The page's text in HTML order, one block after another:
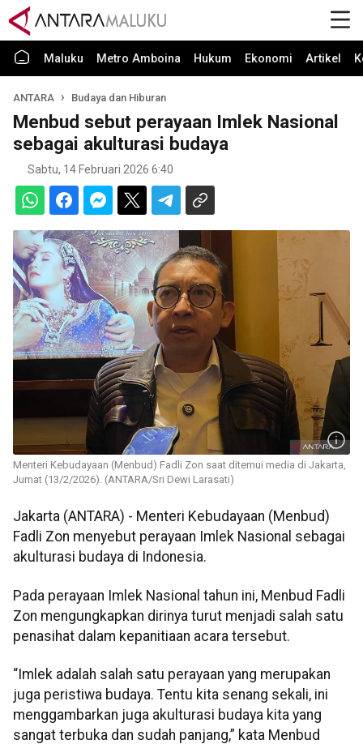
Maluku Metro Amboina Hukum Ekonomi Artikel
ANTARA Budaya dan Hiburan
Menbud sebut perayaan Imlek Nasional
sebagai akulturasi budaya
Sabtu, 14 Februari 2026 6:40
Menteri Kebudayaan (Menbud) Fadli Zon saat ditemui media di Jakarta,
Jumat (13/2/2026). (ANTARA/Sri Dewi Larasati)
Jakarta (ANTARA) - Menteri Kebudayaan (Menbud)
Fadli Zon menyebut perayaan Imlek Nasional sebagai
akulturasi budaya di Indonesia.
Pada perayaan Imlek Nasional tahun ini, Menbud Fadli
Zon mengungkapkan dirinya turut menjadi salah satu
penasihat dalam kepanitiaan acara tersebut.
“Imlek adalah salah satu perayaan yang merupakan
juga peristiwa budaya. Tentu kita senang sekali, ini
menggambarkan juga akulturasi budaya kita yang
sangat terbuka dan sudah panjang,” kata Menbud